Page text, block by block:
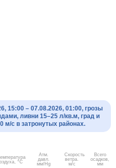
– 07.08.2026, 01:00, грозы
ливни 15–25 л/кв.м, град и
м/с в затронутых районах.
°C
Атм.
давл.
мм/Hg
Скорость
ветра.
м/с
Всего
осадков,
мм